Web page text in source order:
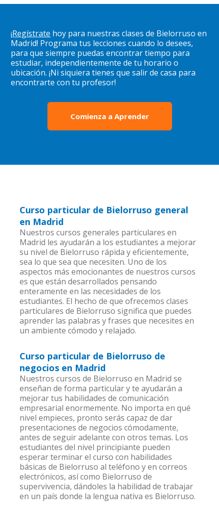
¡Regístrate hoy para nuestras clases de Bielorruso en
Madrid! Programa tus lecciones cuando lo desees,
para que siempre puedas encontrar tiempo para
estudiar, independientemente de tu horario o
ubicación. ¡Ni siquiera tienes que salir de casa para
encontrarte con tu profesor!
Comienza a Aprender
Curso particular de Bielorruso general
en Madrid
Nuestros cursos generales particulares en
Madrid les ayudarán a los estudiantes a mejorar
su nivel de Bielorruso rápida y eficientemente,
sea lo que sea que necesiten. Uno de los
aspectos más emocionantes de nuestros cursos
es que están desarrollados pensando
enteramente en las necesidades de los
estudiantes. El hecho de que ofrecemos clases
particulares de Bielorruso significa que puedes
aprender las palabras y frases que necesites en
un ambiente cómodo y relajado.
Curso particular de Bielorruso de
negocios en Madrid
Nuestros cursos de Bielorruso en Madrid se
enseñan de forma particular y te ayudarán a
mejorar tus habilidades de comunicación
empresarial enormemente. No importa en qué
nivel empieces, pronto serás capaz de dar
presentaciones de negocios cómodamente,
antes de seguir adelante con otros temas. Los
estudiantes del nivel principiante pueden
esperar terminar el curso con habilidades
básicas de Bielorruso al teléfono y en correos
electrónicos, así como Bielorruso de
supervivencia, dándoles la habilidad de trabajar
en un país donde la lengua nativa es Bielorruso.